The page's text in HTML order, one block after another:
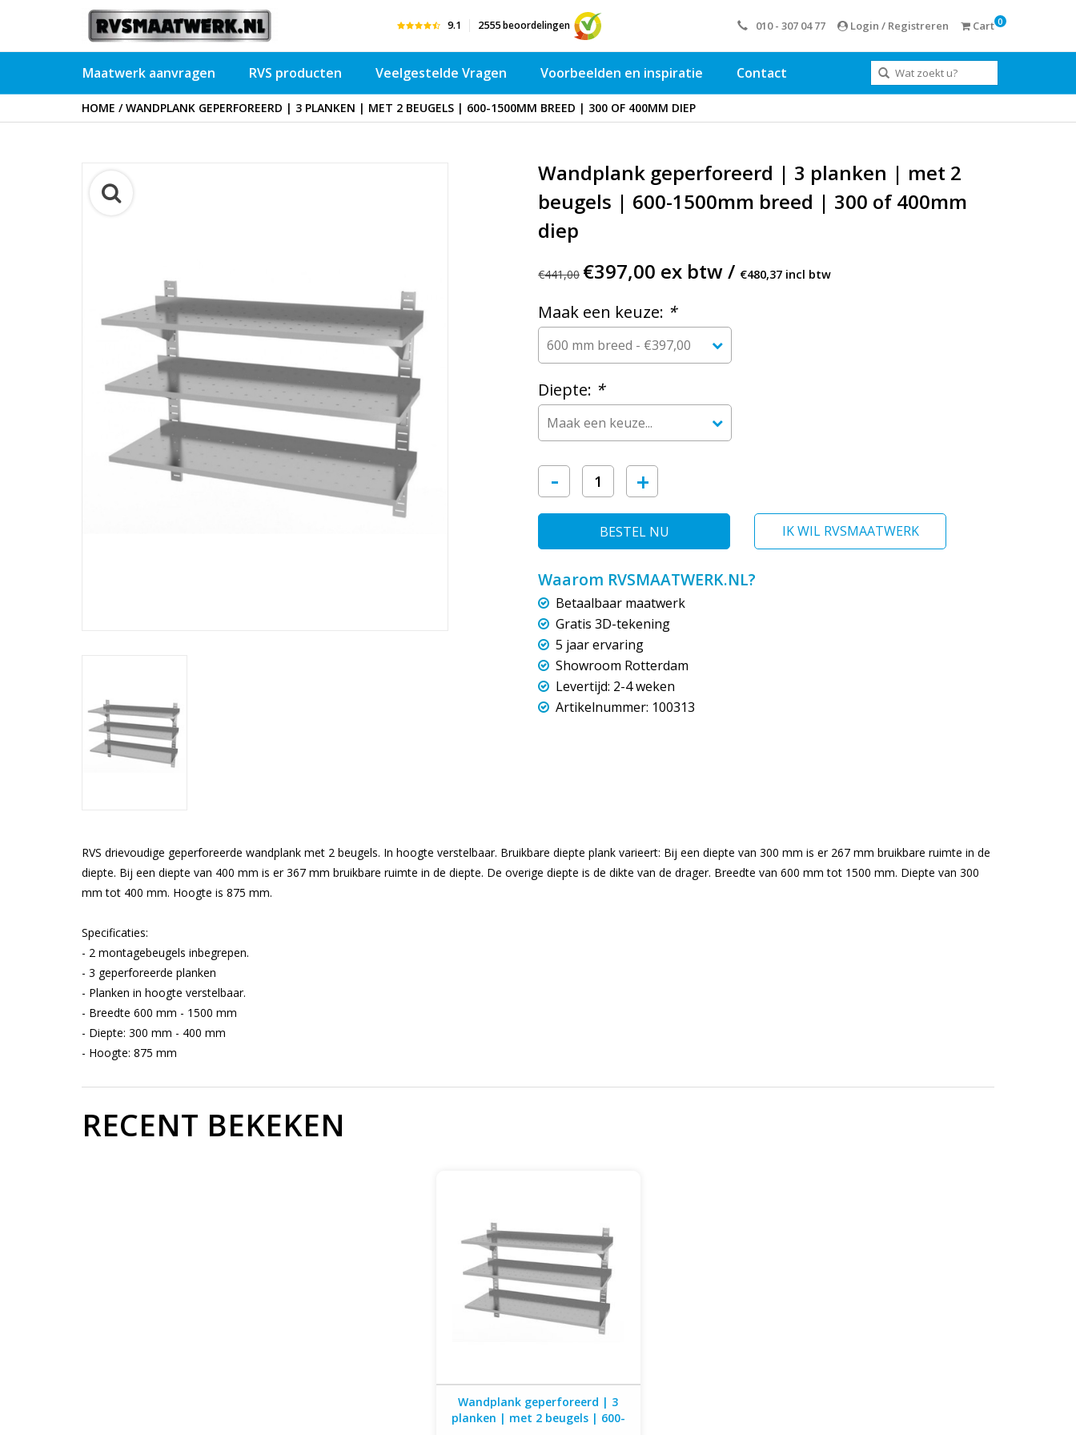
9.1 2555beoordelingen 010 - 307 04 77 Login / Registreren Cart 0
Maatwerk aanvragen RVS producten Veelgestelde Vragen Voorbeelden en inspiratie Contact
HOME /WANDPLANK GEPERFOREERD | 3 PLANKEN | MET 2 BEUGELS | 600-1500MM BREED | 300 OF 400MM DIEP
Wandplank geperforeerd | 3 planken | met 2
beugels | 600-1500mm breed | 300 of 400mm
diep
€441,00 €397,00 ex btw / €480,37 incl btw
Maak een keuze: *
Diepte: *
- +
BESTEL NU IK WIL RVSMAATWERK
Waarom RVSMAATWERK.NL?
Betaalbaar maatwerk
Gratis 3D-tekening
5 jaar ervaring
Showroom Rotterdam
Levertijd: 2-4 weken
Artikelnummer: 100313
RVS drievoudige geperforeerde wandplank met 2 beugels. In hoogte verstelbaar. Bruikbare diepte plank varieert: Bij een diepte van 300 mm is er 267 mm bruikbare ruimte in de
diepte. Bij een diepte van 400 mm is er 367 mm bruikbare ruimte in de diepte. De overige diepte is de dikte van de drager. Breedte van 600 mm tot 1500 mm. Diepte van 300
mm tot 400 mm. Hoogte is 875 mm.
Specificaties:
- 2 montagebeugels inbegrepen.
- 3 geperforeerde planken
- Planken in hoogte verstelbaar.
- Breedte 600 mm - 1500 mm
- Diepte: 300 mm - 400 mm
- Hoogte: 875 mm
RECENT BEKEKEN
Wandplank geperforeerd | 3
planken | met 2 beugels | 600-